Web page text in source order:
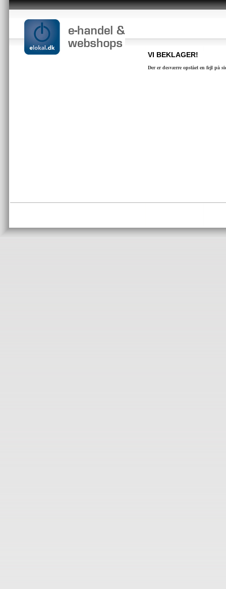
VI BEKLAGER!
Der er desværre opstået en fejl på